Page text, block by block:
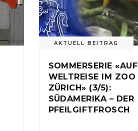
AKTUELL BEITRAG
SOMMERSERIE «AUF
WELTREISE IM ZOO
ZÜRICH» (3/5):
SÜDAMERIKA – DER
PFEILGIFTFROSCH